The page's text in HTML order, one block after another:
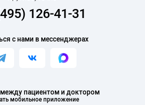
между пациентом и доктором
мобильное приложение
126-41-31
с нами в мессенджерах